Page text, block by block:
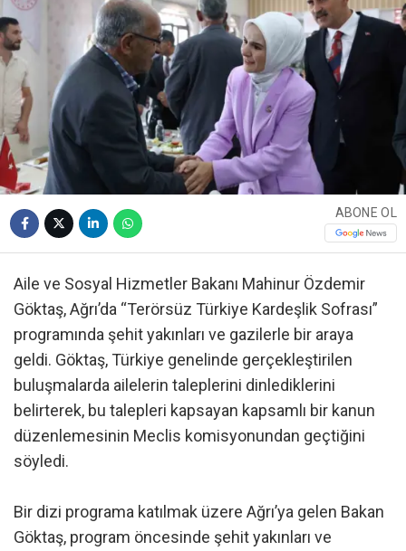
ABONE OL
Aile ve Sosyal Hizmetler Bakanı Mahinur Özdemir
Göktaş, Ağrı’da “Terörsüz Türkiye Kardeşlik Sofrası”
programında şehit yakınları ve gazilerle bir araya
geldi. Göktaş, Türkiye genelinde gerçekleştirilen
buluşmalarda ailelerin taleplerini dinlediklerini
belirterek, bu talepleri kapsayan kapsamlı bir kanun
düzenlemesinin Meclis komisyonundan geçtiğini
söyledi.
Bir dizi programa katılmak üzere Ağrı’ya gelen Bakan
Göktaş, program öncesinde şehit yakınları ve